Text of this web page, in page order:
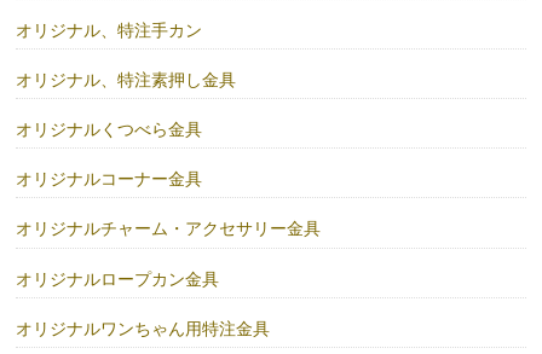
オリジナル、特注手カン
オリジナル、特注素押し金具
オリジナルくつべら金具
オリジナルコーナー金具
オリジナルチャーム・アクセサリー金具
オリジナルロープカン金具
オリジナルワンちゃん用特注金具